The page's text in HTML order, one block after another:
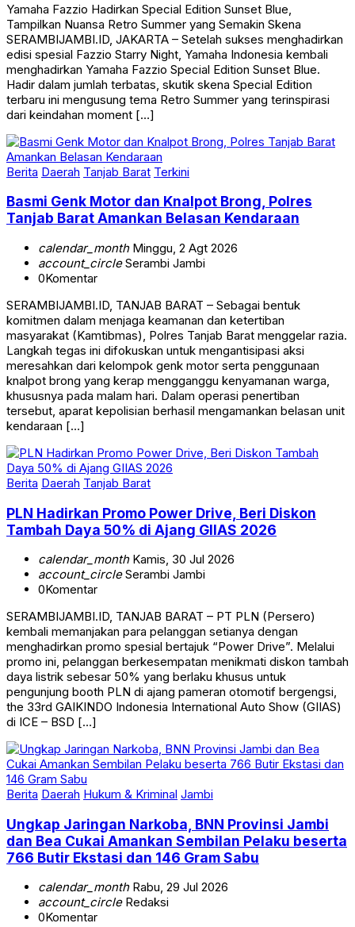
Yamaha Fazzio Hadirkan Special Edition Sunset Blue,
Tampilkan Nuansa Retro Summer yang Semakin Skena
SERAMBIJAMBI.ID, JAKARTA – Setelah sukses menghadirkan
edisi spesial Fazzio Starry Night, Yamaha Indonesia kembali
menghadirkan Yamaha Fazzio Special Edition Sunset Blue.
Hadir dalam jumlah terbatas, skutik skena Special Edition
terbaru ini mengusung tema Retro Summer yang terinspirasi
dari keindahan moment […]
Berita Daerah Tanjab Barat Terkini
Basmi Genk Motor dan Knalpot Brong, Polres
Tanjab Barat Amankan Belasan Kendaraan
calendar_monthMinggu, 2 Agt 2026
account_circleSerambi Jambi
0Komentar
SERAMBIJAMBI.ID, TANJAB BARAT – Sebagai bentuk
komitmen dalam menjaga keamanan dan ketertiban
masyarakat (Kamtibmas), Polres Tanjab Barat menggelar razia.
Langkah tegas ini difokuskan untuk mengantisipasi aksi
meresahkan dari kelompok genk motor serta penggunaan
knalpot brong yang kerap mengganggu kenyamanan warga,
khususnya pada malam hari. Dalam operasi penertiban
tersebut, aparat kepolisian berhasil mengamankan belasan unit
kendaraan […]
Berita Daerah Tanjab Barat
PLN Hadirkan Promo Power Drive, Beri Diskon
Tambah Daya 50% di Ajang GIIAS 2026
calendar_monthKamis, 30 Jul 2026
account_circleSerambi Jambi
0Komentar
SERAMBIJAMBI.ID, TANJAB BARAT – PT PLN (Persero)
kembali memanjakan para pelanggan setianya dengan
menghadirkan promo spesial bertajuk “Power Drive”. Melalui
promo ini, pelanggan berkesempatan menikmati diskon tambah
daya listrik sebesar 50% yang berlaku khusus untuk
pengunjung booth PLN di ajang pameran otomotif bergengsi,
the 33rd GAIKINDO Indonesia International Auto Show (GIIAS)
di ICE – BSD […]
Berita Daerah Hukum & Kriminal Jambi
Ungkap Jaringan Narkoba, BNN Provinsi Jambi
dan Bea Cukai Amankan Sembilan Pelaku beserta
766 Butir Ekstasi dan 146 Gram Sabu
calendar_monthRabu, 29 Jul 2026
account_circleRedaksi
0Komentar